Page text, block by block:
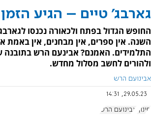
גארבג' טיים – הגיע
החופש הגדול בפתח ולכאורה נכנסו
השנה. אין ספרים, אין מבחנים, אין באמת
התלמידים. האמנם? אבינעם הרש בתובנה
ולהורים לחשב מסלול מחדש.
אבינועם הרש
29.05.23, 14:31
חינוך אבינועם הרש